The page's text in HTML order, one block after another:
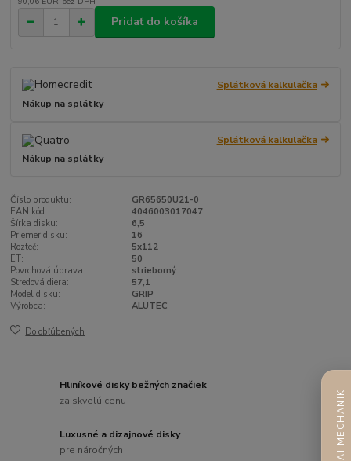
Pridať do košíka
Splátková kalkulačka
Nákup na splátky
Splátková kalkulačka
Nákup na splátky
Číslo produktu:
GR65650U21-0
EAN kód:
4046003017047
Šírka disku:
6,5
Priemer disku:
16
Rozteč:
5x112
ET:
50
Povrchová úprava:
strieborný
Stredová diera:
57,1
Model disku:
GRIP
Výrobca:
ALUTEC
Do obľúbených
Hliníkové disky bežných značiek
za skvelú cenu
Luxusné a dizajnové disky
pre náročných
AI MECHANIK